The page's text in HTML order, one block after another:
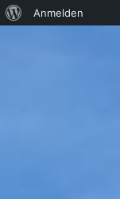
Über
Anmelden